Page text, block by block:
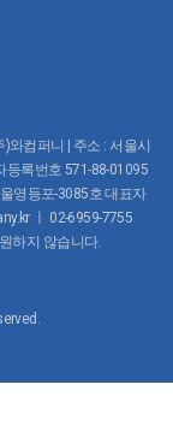
출의 대부분을 차
세팅만해놓고 일만
와컴퍼니 | 주소 : 서울시
등록번호 571-88-01095
영등포-3085호 대표자
ㅣ 02-6959-7755
하지 않습니다.